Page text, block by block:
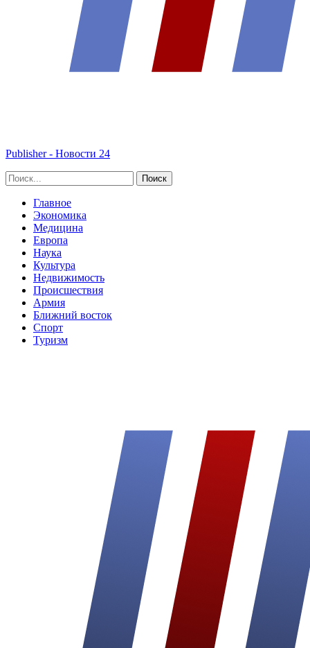
Publisher - Новости 24
Главное
Экономика
Медицина
Европа
Наука
Культура
Недвижимость
Происшествия
Армия
Ближний восток
Спорт
Туризм